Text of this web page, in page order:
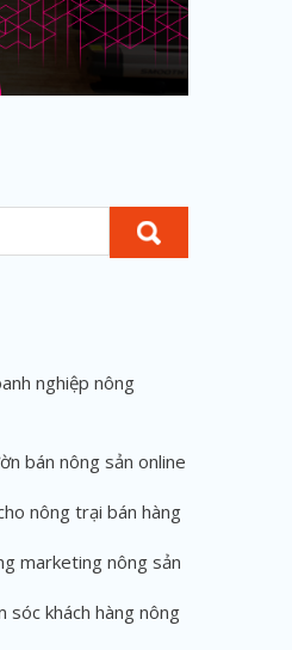
nghiệp nông
bán nông sản online
nông trại bán hàng
marketing nông sản
sóc khách hàng nông